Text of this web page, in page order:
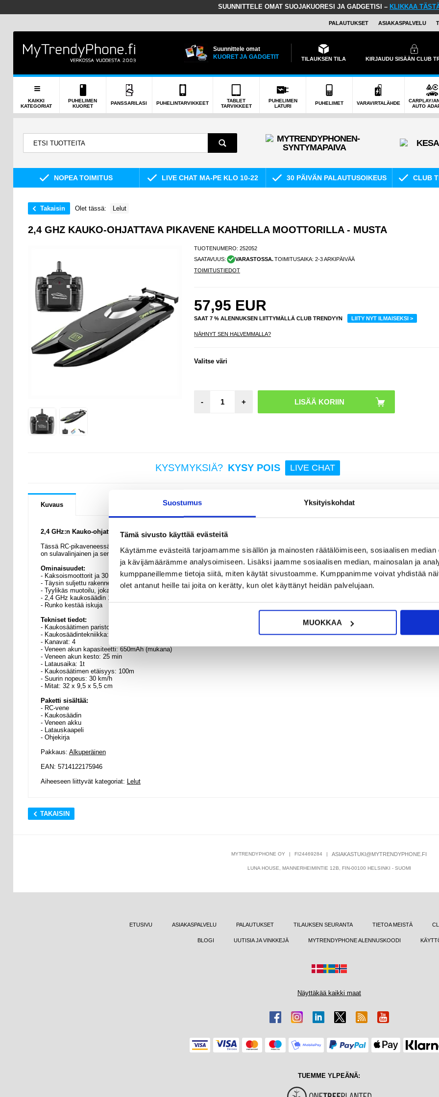
Suostumus Yksityiskohdat
Tämä sivusto käyttää evästeitä
Käytämme evästeitä tarjoamamme sisällön ja mainosten räätälöimiseen, sosiaalisen
ja kävijämäärämme analysoimiseen. Lisäksi jaamme sosiaalisen median, mainosalan ja
kumppaneillemme tietoja siitä, miten käytät sivustoamme. Kumppanimme voivat yhdistää
olet antanut heille tai joita on kerätty, kun olet käyttänyt heidän palvelujaan.
MUOKKAA
SUUNNITTELE OMAT SUOJAKUORESI JA GADGETISI – KLIKKAA
PALAUTUKSET ASIAKASPALVELU
Suunnittele omat
KUORET JA GADGETIT
TILAUKSEN TILA KIRJAUDU SISÄÄN CLUB
KAIKKI
KATEGORIAT
PUHELIMEN
KUORET
PANSSARILASI PUHELINTARVIKKEET
TABLET
TARVIKKEET
PUHELIMEN
LATURI
PUHELIMET VARAVIRTALÄHDE
CARPLAY/
AUTO
NOPEA TOIMITUS LIVE CHAT MA-PE KLO 10-22 30 PÄIVÄN PALAUTUSOIKEUS CLUB
Takaisin Olet tässä: Lelut
2,4 GHZ KAUKO-OHJATTAVA PIKAVENE KAHDELLA MOOTTORILLA - MUSTA
TUOTENUMERO:252052
SAATAVUUS:
VARASTOSSA.TOIMITUSAIKA: 2-3 ARKIPÄIVÄÄ
TOIMITUSTIEDOT
57,95 EUR
SAAT 7 % ALENNUKSEN LIITTYMÄLLÄ CLUB TRENDYYN LIITY NYT ILMAISEKSI >
NÄHNYT SEN HALVEMMALLA?
Valitse väri
- +
KYSYMYKSIÄ? KYSY POIS LIVE CHAT
Kuvaus
2,4 GHz:n Kauko-ohjattava Pikavene Kahdella Moottorilla
Tässä RC-pikaveneessä on kaksi tehokasta sähkömoottoria ja ladattava akku, joka kestää jopa 25 minuuttia yhdellä latauksella. Sen lisäksi
on sulavalinjainen ja sen kevyt runko mahdollistaa sen liukumisen veden yli jopa 30 km/h.
Ominaisuudet:
- Kaksoismoottorit ja 30 km/h huippunopeus
- Täysin suljettu rakenne, joka estää vuotoja
- Tyylikäs muotoilu, joka leikkaa veden läpi helposti
- 2,4 GHz kaukosäädin 100 metrin kantamalla
- Runko kestää iskuja
Tekniset tiedot:
- Kaukosäätimen paristo: 2 x AA (EI mukana)
- Kaukosäädintekniikka: 2,4 GHz langaton
- Kanavat: 4
- Veneen akun kapasiteetti: 650mAh (mukana)
- Veneen akun kesto: 25 min
- Latausaika: 1t
- Kaukosäätimen etäisyys: 100m
- Suurin nopeus: 30 km/h
- Mitat: 32 x 9,5 x 5,5 cm
Paketti sisältää:
- RC-vene
- Kaukosäädin
- Veneen akku
- Latauskaapeli
- Ohjekirja
Pakkaus: Alkuperäinen
EAN: 5714122175946
Aiheeseen liittyvät kategoriat: Lelut
TAKAISIN
37,95
MYTRENDYPHONE OY | FI24469284 | ASIAKASTUKI@MYTRENDYPHONE.FI
LUNA HOUSE, MANNERHEIMINTIE 12B, FIN-00100 HELSINKI - SUOMI
ETUSIVU ASIAKASPALVELU PALAUTUKSET TILAUKSEN SEURANTA TIETOA MEISTÄ
BLOGI UUTISIA JA VINKKEJÄ MYTRENDYPHONE ALENNUSKOODI
Näyttäkää kaikki maat
TUEMME YLPEÄNÄ: